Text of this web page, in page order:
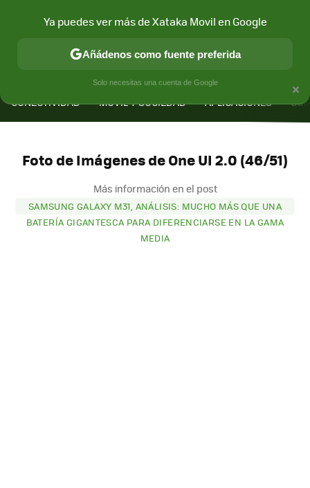
CONECTIVIDAD MÓVIL Y SOCIEDAD APLICACIONES
Foto de Imágenes de One UI 2.0 (46/51)
Más información en el post
SAMSUNG GALAXY M31, ANÁLISIS: MUCHO MÁS QUE UNA
BATERÍA GIGANTESCA PARA DIFERENCIARSE EN LA GAMA
MEDIA
×
Ya puedes ver más de Xataka Movil en Google
Añádenos como fuente preferida
Solo necesitas una cuenta de Google